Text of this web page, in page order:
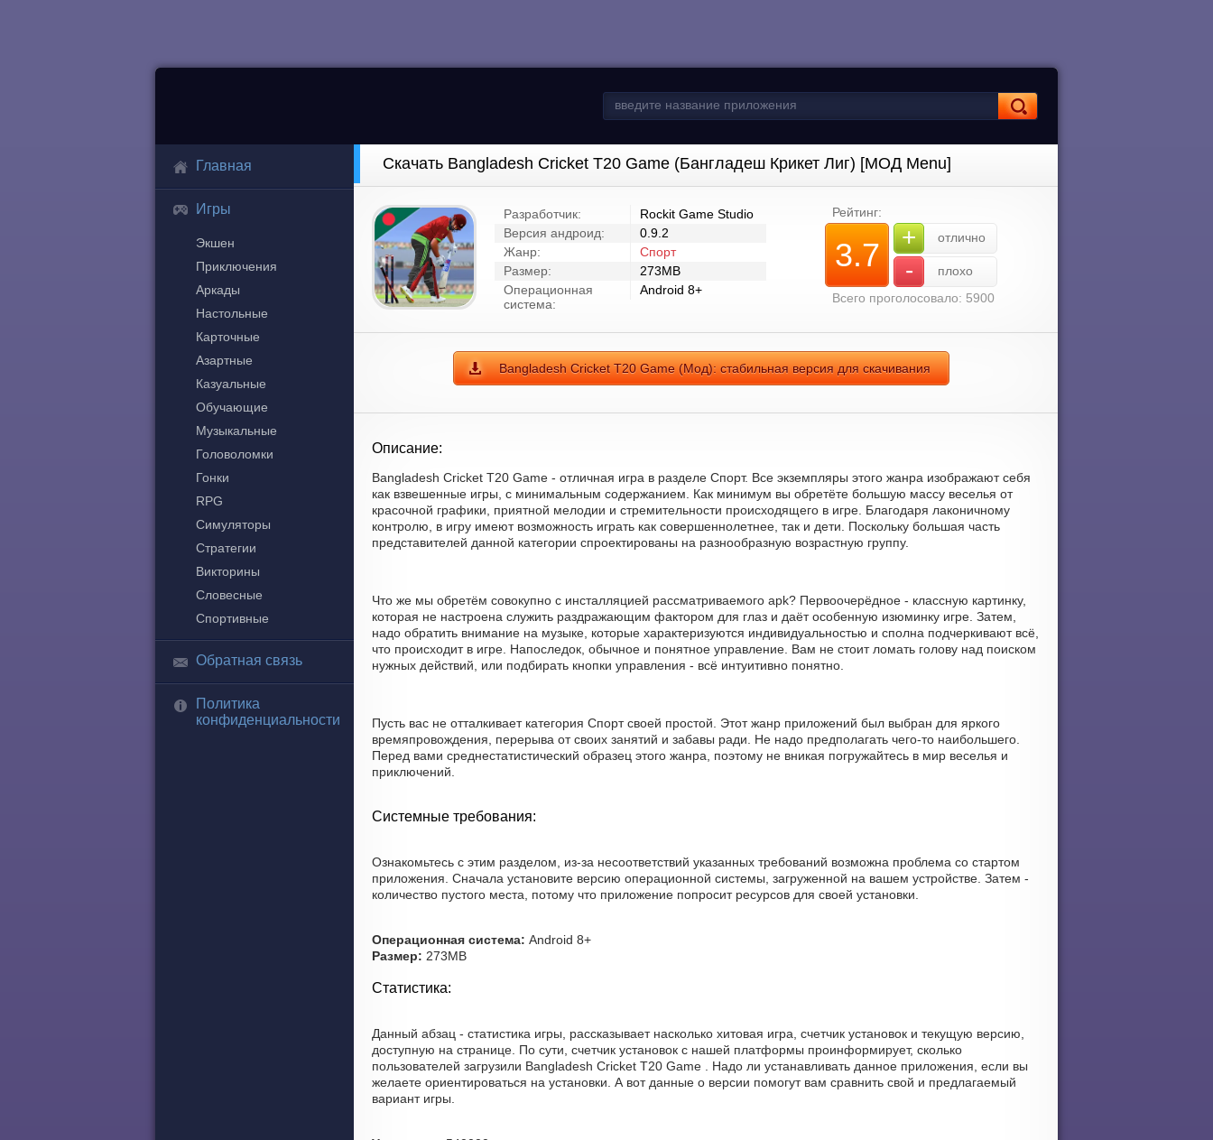
Главная
Игры
Экшен
Приключения
Аркады
Настольные
Карточные
Азартные
Казуальные
Обучающие
Музыкальные
Головоломки
Гонки
RPG
Симуляторы
Стратегии
Викторины
Словесные
Спортивные
Обратная связь
Политика
конфиденциальности
Скачать Bangladesh Cricket T20 Game (Бангладеш Крикет Лиг) [МОД Menu]
Разработчик:
Rockit Game Studio
Версия андроид:
0.9.2
Жанр:
Спорт
Размер:
273MB
Операционная
система:
Android 8+
Рейтинг:
3.7 + отлично
-
плохо
Всего проголосовало: 5900
Bangladesh Cricket T20 Game (Мод): стабильная версия для скачивания
Описание:
Bangladesh Cricket T20 Game - отличная игра в разделе Спорт. Все экземпляры этого жанра изображают себя
как взвешенные игры, с минимальным содержанием. Как минимум вы обретёте большую массу веселья от
красочной графики, приятной мелодии и стремительности происходящего в игре. Благодаря лаконичному
контролю, в игру имеют возможность играть как совершеннолетнее, так и дети. Поскольку большая часть
представителей данной категории спроектированы на разнообразную возрастную группу.
Что же мы обретём совокупно с инсталляцией рассматриваемого apk? Первоочерёдное - классную картинку,
которая не настроена служить раздражающим фактором для глаз и даёт особенную изюминку игре. Затем,
надо обратить внимание на музыке, которые характеризуются индивидуальностью и сполна подчеркивают всё,
что происходит в игре. Напоследок, обычное и понятное управление. Вам не стоит ломать голову над поиском
нужных действий, или подбирать кнопки управления - всё интуитивно понятно.
Пусть вас не отталкивает категория Спорт своей простой. Этот жанр приложений был выбран для яркого
времяпровождения, перерыва от своих занятий и забавы ради. Не надо предполагать чего-то наибольшего.
Перед вами среднестатистический образец этого жанра, поэтому не вникая погружайтесь в мир веселья и
приключений.
Системные требования:
Ознакомьтесь с этим разделом, из-за несоответствий указанных требований возможна проблема со стартом
приложения. Сначала установите версию операционной системы, загруженной на вашем устройстве. Затем -
количество пустого места, потому что приложение попросит ресурсов для своей установки.
Операционная система: Android 8+
Размер: 273MB
Статистика:
Данный абзац - статистика игры, рассказывает насколько хитовая игра, счетчик установок и текущую версию,
доступную на странице. По сути, счетчик установок с нашей платформы проинформирует, сколько
пользователей загрузили Bangladesh Cricket T20 Game . Надо ли устанавливать данное приложения, если вы
желаете ориентироваться на установки. А вот данные о версии помогут вам сравнить свой и предлагаемый
вариант игры.